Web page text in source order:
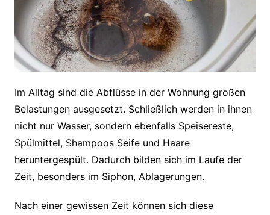
Im Alltag sind die Abflüsse in der Wohnung großen
Belastungen ausgesetzt. Schließlich werden in ihnen
nicht nur Wasser, sondern ebenfalls Speisereste,
Spülmittel, Shampoos Seife und Haare
heruntergespült. Dadurch bilden sich im Laufe der
Zeit, besonders im Siphon, Ablagerungen.
Nach einer gewissen Zeit können sich diese